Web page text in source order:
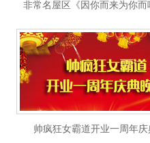
非常名屋区《因你而来为你而
帅疯狂女霸道开业一周年庆